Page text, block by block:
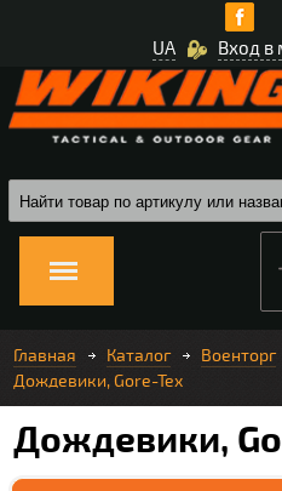
Вход в
UA
Главная Каталог Военторг
Дождевики, Gore-Tex
Дождевики,